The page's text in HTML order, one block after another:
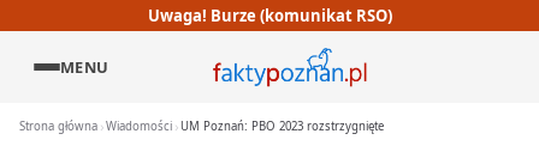
Uwaga! Burze (komunikat RSO)
MENU
Strona główna Wiadomości UM Poznań: PBO 2023 rozstrzygnięte